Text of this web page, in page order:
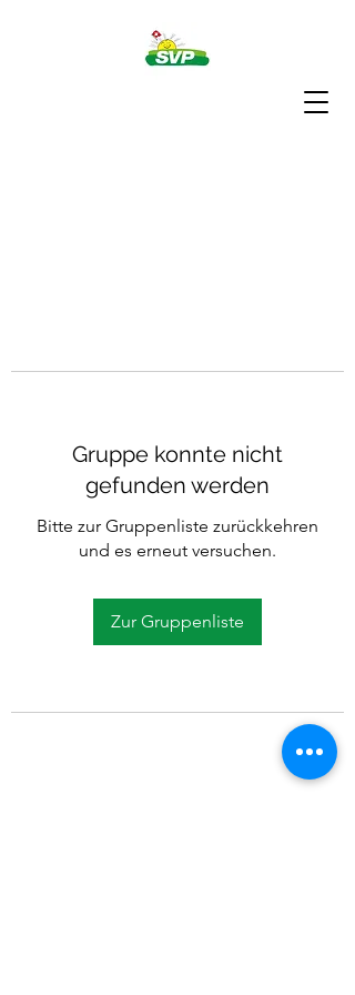
Gruppe konnte nicht
gefunden werden
Bitte zur Gruppenliste zurückkehren
und es erneut versuchen.
Zur Gruppenliste